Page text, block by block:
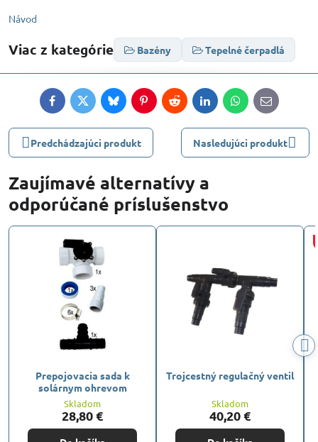
Návod
Viac z kategórie Bazény Tepelné čerpadlá
FacebookTwitterBlueskyPinterestRedditLinkedInWhatsApp
E-
mail
Predchádzajúci produkt Nasledujúci produkt
Zaujímavé alternatívy a
odporúčané príslušenstvo
Prepojovacia sada k
solárnym ohrevom
Skladom
28,80 €
Trojcestný regulačný ventil
Skladom
40,20 €